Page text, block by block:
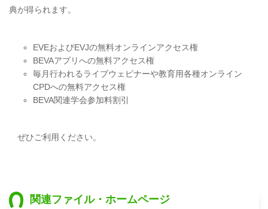
典が得られます。
EVEおよびEVJの無料オンラインアクセス権
BEVAアプリへの無料アクセス権
毎月行われるライブウェビナーや教育用各種オンライン
CPDへの無料アクセス権
BEVA関連学会参加料割引
ぜひご利用ください。
関連ファイル・ホームページ